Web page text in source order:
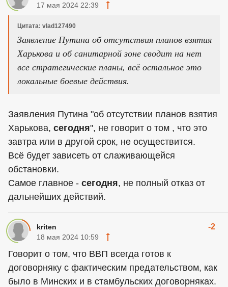
17 мая 2024 22:39
Цитата: vlad127490
Заявление Путина об отсутствия планов взятия
Харькова и об санитарной зоне сводит на нет
все стратегические планы, всё остальное это
локальные боевые действия.
Заявления Путина "об отсутствии планов взятия
Харькова, сегодня", не говорит о том , что это
завтра или в другой срок, не осуществится.
Всё будет зависеть от слаживающейся
обстановки.
Самое главное - сегодня, не полный отказ от
дальнейших действий.
kriten -2
18 мая 2024 10:59
Говорит о том, что ВВП всегда готов к
договорняку с фактическим предательством, как
было в Минских и в стамбульских договорняках.